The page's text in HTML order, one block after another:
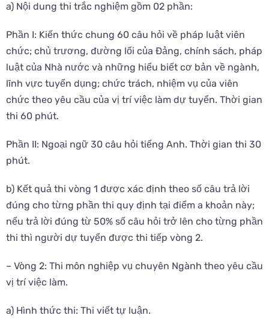
a) Nội dung thi trắc nghiệm gồm 02 phần:
Phần I: Kiến thức chung 60 câu hỏi về pháp luật viên
chức; chủ trương, đường lối của Đảng, chính sách, pháp
luật của Nhà nước và những hiểu biết cơ bản về ngành,
lĩnh vực tuyển dụng; chức trách, nhiệm vụ của viên
chức theo yêu cầu của vị trí việc làm dự tuyển. Thời gian
thi 60 phút.
Phần II: Ngoại ngữ 30 câu hỏi tiếng Anh. Thời gian thi 30
phút.
b) Kết quả thi vòng 1 được xác định theo số câu trả lời
đúng cho từng phần thi quy định tại điểm a khoản này;
nếu trả lời đúng từ 50% số câu hỏi trở lên cho từng phần
thi thì người dự tuyển được thi tiếp vòng 2.
– Vòng 2: Thi môn nghiệp vụ chuyên Ngành theo yêu cầu
vị trí việc làm.
a) Hình thức thi: Thi viết tự luận.